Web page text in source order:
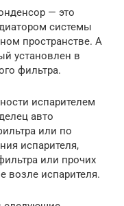
— это
системы
пространстве. А
установлен в
фильтра.
испарителем
авто
или по
испарителя,
или прочих
возле испарителя.